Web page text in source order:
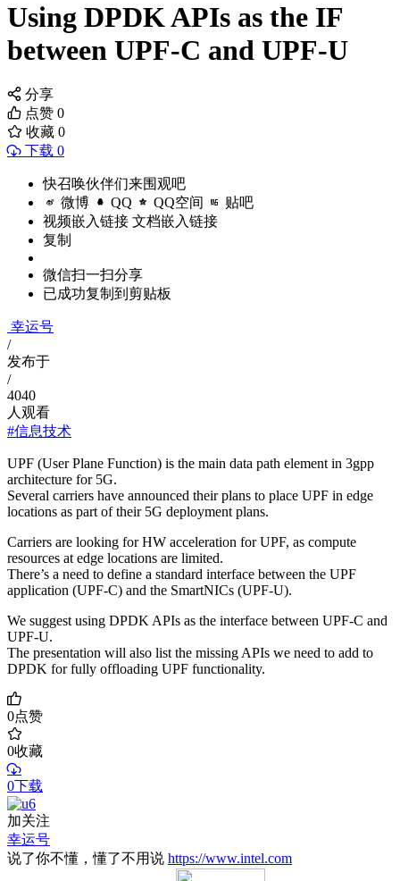
Using DPDK APIs as the IF
between UPF-C and UPF-U
分享
点赞 0
收藏 0
下载 0
快召唤伙伴们来围观吧
微博 QQ QQ空间 贴吧
视频嵌入链接 文档嵌入链接
复制
微信扫一扫分享
已成功复制到剪贴板
幸运号
/
发布于
/
4040
人观看
#信息技术
UPF (User Plane Function) is the main data path element in 3gpp
architecture for 5G.
Several carriers have announced their plans to place UPF in edge
locations as part of their 5G deployment plans.
Carriers are looking for HW acceleration for UPF, as compute
resources at edge locations are limited.
There’s a need to define a standard interface between the UPF
application (UPF-C) and the SmartNICs (UPF-U).
We suggest using DPDK APIs as the interface between UPF-C and
UPF-U.
The presentation will also list the missing APIs we need to add to
DPDK for fully offloading UPF functionality.
0点赞
0收藏
0下载
加关注
幸运号
说了你不懂，懂了不用说 https://www.intel.com